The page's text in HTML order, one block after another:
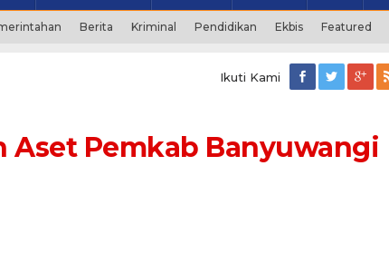
Berita Kriminal Pendidikan Ekbis Featured
Ikuti Kami
Aset Pemkab Banyuwangi